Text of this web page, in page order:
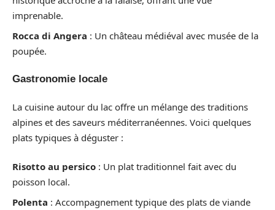
imprenable.
Rocca di Angera : Un château médiéval avec musée de la
poupée.
Gastronomie locale
La cuisine autour du lac offre un mélange des traditions
alpines et des saveurs méditerranéennes. Voici quelques
plats typiques à déguster :
Risotto au persico : Un plat traditionnel fait avec du
poisson local.
Polenta : Accompagnement typique des plats de viande